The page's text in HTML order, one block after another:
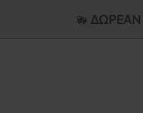
ΔΩΡΕΑΝ